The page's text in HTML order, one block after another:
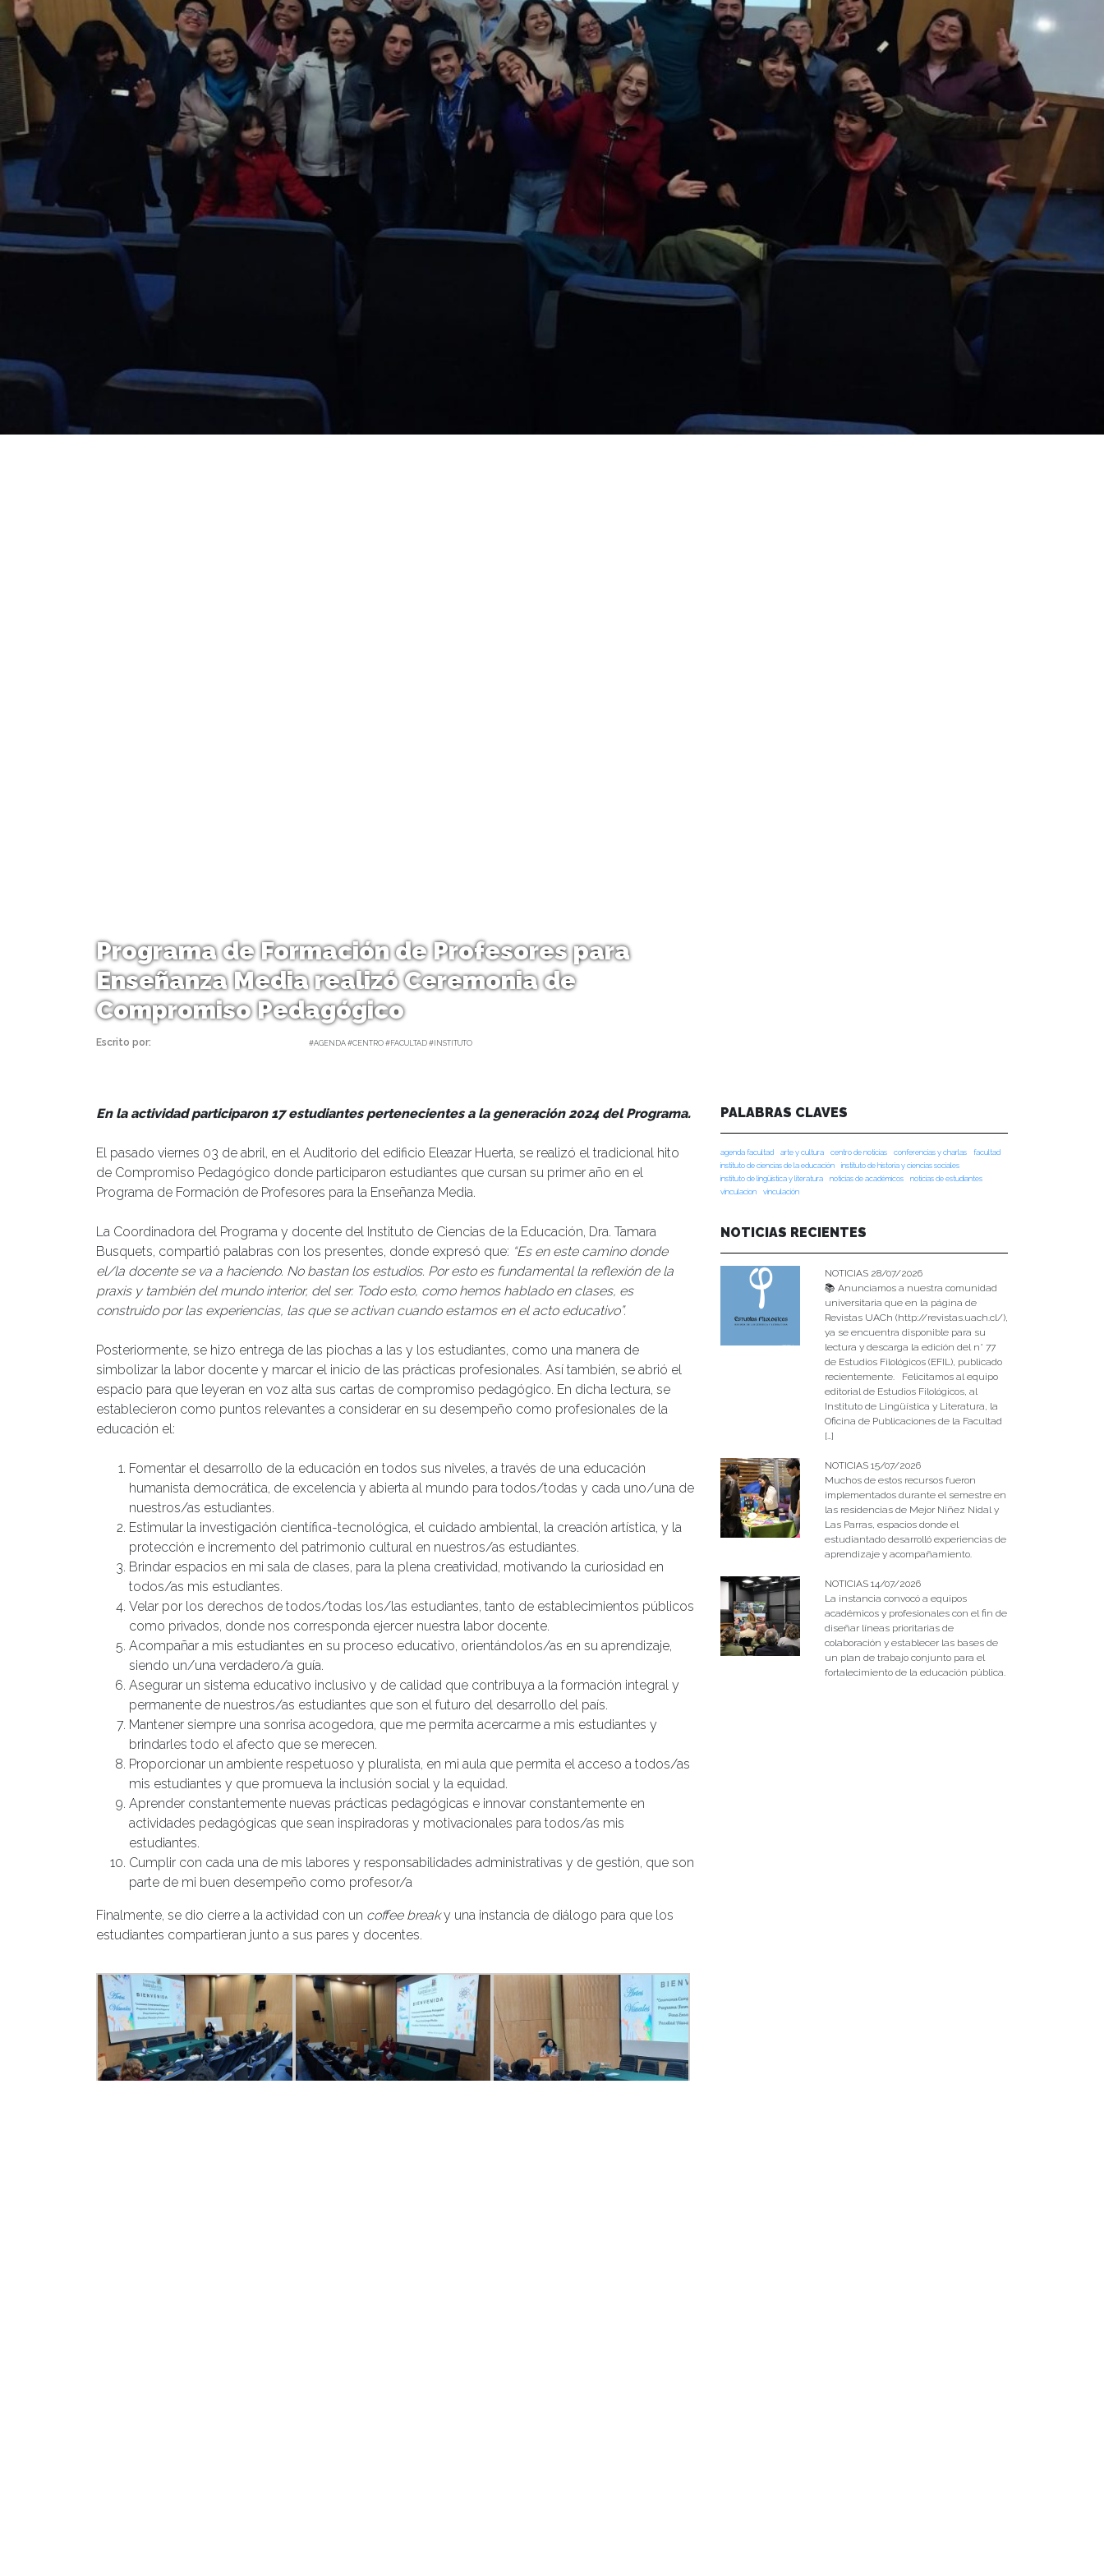
Programa de Formación de Profesores para
Enseñanza Media realizó Ceremonia de
Compromiso Pedagógico
Escrito por: #AGENDA #CENTRO #FACULTAD #INSTITUTO
En la actividad participaron 17 estudiantes pertenecientes a la generación 2024 del Programa.
El pasado viernes 03 de abril, en el Auditorio del edificio Eleazar Huerta, se realizó el tradicional hito
de Compromiso Pedagógico donde participaron estudiantes que cursan su primer año en el
Programa de Formación de Profesores para la Enseñanza Media.
La Coordinadora del Programa y docente del Instituto de Ciencias de la Educación, Dra. Tamara
Busquets, compartió palabras con los presentes, donde expresó que: “Es en este camino donde
el/la docente se va a haciendo. No bastan los estudios. Por esto es fundamental la reflexión de la
praxis y también del mundo interior, del ser. Todo esto, como hemos hablado en clases, es
construido por las experiencias, las que se activan cuando estamos en el acto educativo”.
Posteriormente, se hizo entrega de las piochas a las y los estudiantes, como una manera de
simbolizar la labor docente y marcar el inicio de las prácticas profesionales. Así también, se abrió el
espacio para que leyeran en voz alta sus cartas de compromiso pedagógico. En dicha lectura, se
establecieron como puntos relevantes a considerar en su desempeño como profesionales de la
educación el:
Fomentar el desarrollo de la educación en todos sus niveles, a través de una educación
humanista democrática, de excelencia y abierta al mundo para todos/todas y cada uno/una de
nuestros/as estudiantes.
Estimular la investigación científica-tecnológica, el cuidado ambiental, la creación artística, y la
protección e incremento del patrimonio cultural en nuestros/as estudiantes.
Brindar espacios en mi sala de clases, para la plena creatividad, motivando la curiosidad en
todos/as mis estudiantes.
Velar por los derechos de todos/todas los/las estudiantes, tanto de establecimientos públicos
como privados, donde nos corresponda ejercer nuestra labor docente.
Acompañar a mis estudiantes en su proceso educativo, orientándolos/as en su aprendizaje,
siendo un/una verdadero/a guía.
Asegurar un sistema educativo inclusivo y de calidad que contribuya a la formación integral y
permanente de nuestros/as estudiantes que son el futuro del desarrollo del país.
Mantener siempre una sonrisa acogedora, que me permita acercarme a mis estudiantes y
brindarles todo el afecto que se merecen.
Proporcionar un ambiente respetuoso y pluralista, en mi aula que permita el acceso a todos/as
mis estudiantes y que promueva la inclusión social y la equidad.
Aprender constantemente nuevas prácticas pedagógicas e innovar constantemente en
actividades pedagógicas que sean inspiradoras y motivacionales para todos/as mis
estudiantes.
Cumplir con cada una de mis labores y responsabilidades administrativas y de gestión, que son
parte de mi buen desempeño como profesor/a
Finalmente, se dio cierre a la actividad con un coffee breaky una instancia de diálogo para que los
estudiantes compartieran junto a sus pares y docentes.
PALABRAS CLAVES
agenda facultad arte y cultura centro de noticias conferencias y charlas
facultad
instituto de ciencias de la educación
instituto de historia y ciencias sociales
instituto de lingüística y literatura
noticias de académicos
noticias de estudiantes
vinculacion
vinculación
NOTICIAS RECIENTES
NOTICIAS 28/07/2026
📚 Anunciamos a nuestra comunidad
universitaria que en la página de
Revistas UACh (http://revistas.uach.cl/),
ya se encuentra disponible para su
lectura y descarga la edición del n° 77
de Estudios Filológicos (EFIL), publicado
recientemente. Felicitamos al equipo
editorial de Estudios Filológicos, al
Instituto de Lingüística y Literatura, la
Oficina de Publicaciones de la Facultad
[…]
NOTICIAS 15/07/2026
Muchos de estos recursos fueron
implementados durante el semestre en
las residencias de Mejor Niñez Nidal y
Las Parras, espacios donde el
estudiantado desarrolló experiencias de
aprendizaje y acompañamiento.
NOTICIAS 14/07/2026
La instancia convocó a equipos
académicos y profesionales con el fin de
diseñar líneas prioritarias de
colaboración y establecer las bases de
un plan de trabajo conjunto para el
fortalecimiento de la educación pública.